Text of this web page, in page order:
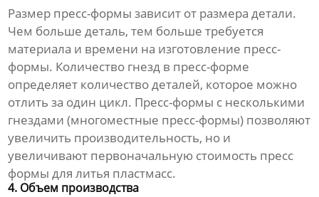
Размер пресс-формы зависит от размера детали.
Чем больше деталь, тем больше требуется
материала и времени на изготовление пресс-
формы. Количество гнезд в пресс-форме
определяет количество деталей, которое можно
отлить за один цикл. Пресс-формы с несколькими
гнездами (многоместные пресс-формы) позволяют
увеличить производительность, но и
увеличивают первоначальную стоимость пресс
формы для литья пластмасс.
4. Объем производства